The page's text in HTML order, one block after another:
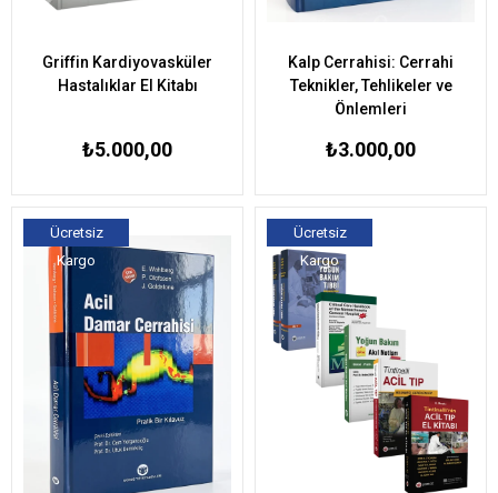
Griffin Kardiyovasküler
Hastalıklar El Kitabı
₺5.000,00
Kalp Cerrahisi: Cerrahi
Teknikler, Tehlikeler ve
Önlemleri
₺3.000,00
Ücretsiz
Kargo
Ücretsiz
Kargo